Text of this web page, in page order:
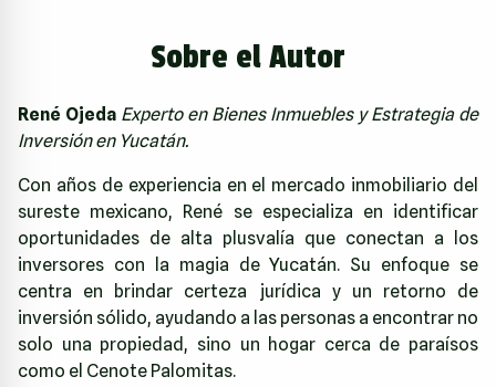
Sobre el Autor
René Ojeda Experto en Bienes Inmuebles y Estrategia de
Inversión en Yucatán.
Con años de experiencia en el mercado inmobiliario del
sureste mexicano, René se especializa en identificar
oportunidades de alta plusvalía que conectan a los
inversores con la magia de Yucatán. Su enfoque se
centra en brindar certeza jurídica y un retorno de
inversión sólido, ayudando a las personas a encontrar no
solo una propiedad, sino un hogar cerca de paraísos
como el Cenote Palomitas.